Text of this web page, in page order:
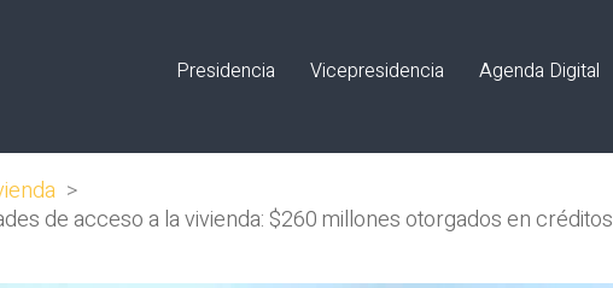
Presidencia Vicepresidencia Agenda Digital
>
de acceso a la vivienda: $260 millones otorgados en créditos